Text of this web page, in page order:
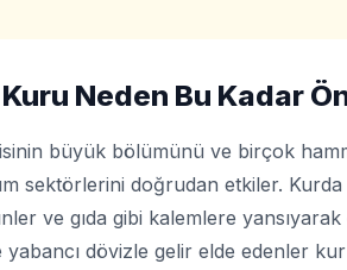
Neden Bu Kadar
büyük bölümünü ve birçok
sektörlerini doğrudan etkiler. Kurda
ve gıda gibi kalemlere
yabancı dövizle gelir elde edenler